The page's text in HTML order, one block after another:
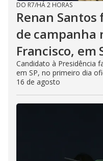
DO R7/HÁ 2 HORAS
Renan
de campanha
Francisco, em
Candidato à Presidência
em SP, no primeiro dia
16 de agosto